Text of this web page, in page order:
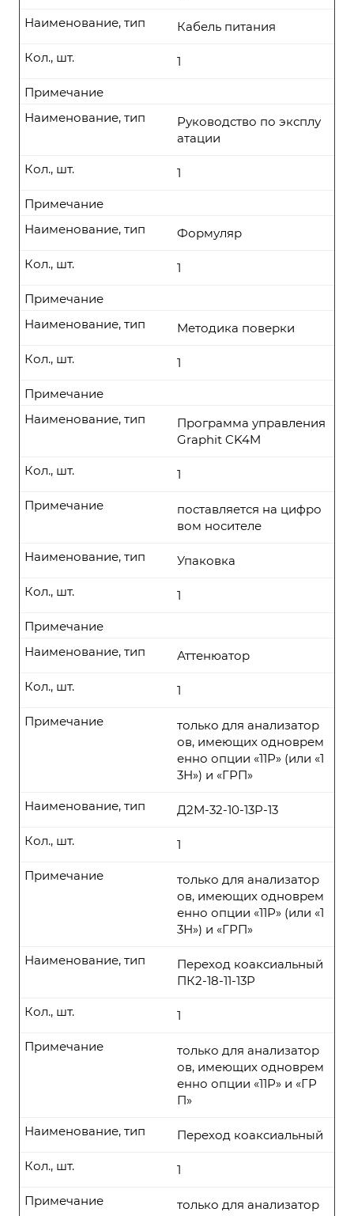
Кабель питания
Наименование, тип
1
Кол., шт.
Примечание
Руководство по эксплу
атации
Наименование, тип
1
Кол., шт.
Примечание
Формуляр
Наименование, тип
1
Кол., шт.
Примечание
Методика поверки
Наименование, тип
1
Кол., шт.
Примечание
Программа управления
Graphit CK4M
Наименование, тип
1
Кол., шт.
поставляется на цифро
вом носителе
Примечание
Упаковка
Наименование, тип
1
Кол., шт.
Примечание
Аттенюатор
Наименование, тип
1
Кол., шт.
только для анализатор
ов, имеющих одноврем
енно опции «11Р» (или «1
3Н») и «ГРП»
Примечание
Д2М-32-10-13P-13
Наименование, тип
1
Кол., шт.
только для анализатор
ов, имеющих одноврем
енно опции «11Р» (или «1
3Н») и «ГРП»
Примечание
Переход коаксиальный
ПК2-18-11-13P
Наименование, тип
1
Кол., шт.
только для анализатор
ов, имеющих одноврем
енно опции «11Р» и «ГР
П»
Примечание
Переход коаксиальный
Наименование, тип
1
Кол., шт.
только для анализатор
Примечание